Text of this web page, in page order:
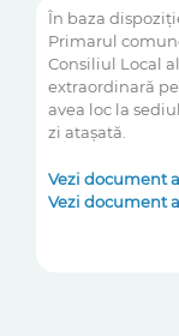
În baza
Primarul
Consiliul Local
extraordinară
avea loc la
zi atașată.
Vezi document
Vezi document